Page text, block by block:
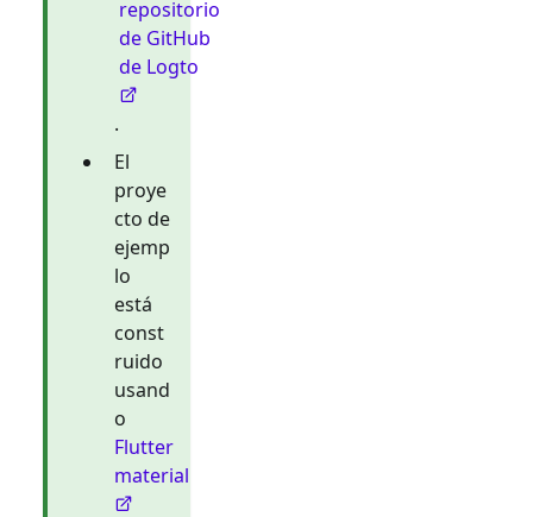
repositorio
de GitHub
de Logto
.
El
proye
cto de
ejemp
lo
está
const
ruido
usand
o
Flutter
material